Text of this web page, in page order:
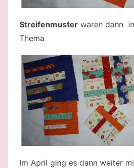
Streifenmuster waren dann
Thema
Im April ging es dann weiter